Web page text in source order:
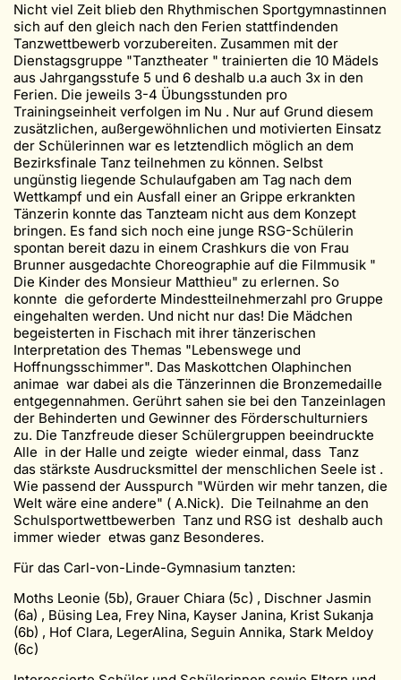
Nicht viel Zeit blieb den Rhythmischen Sportgymnastinnen
sich auf den gleich nach den Ferien stattfindenden
Tanzwettbewerb vorzubereiten. Zusammen mit der
Dienstagsgruppe "Tanztheater " trainierten die 10 Mädels
aus Jahrgangsstufe 5 und 6 deshalb u.a auch 3x in den
Ferien. Die jeweils 3-4 Übungsstunden pro
Trainingseinheit verfolgen im Nu . Nur auf Grund diesem
zusätzlichen, außergewöhnlichen und motivierten Einsatz
der Schülerinnen war es letztendlich möglich an dem
Bezirksfinale Tanz teilnehmen zu können. Selbst
ungünstig liegende Schulaufgaben am Tag nach dem
Wettkampf und ein Ausfall einer an Grippe erkrankten
Tänzerin konnte das Tanzteam nicht aus dem Konzept
bringen. Es fand sich noch eine junge RSG-Schülerin
spontan bereit dazu in einem Crashkurs die von Frau
Brunner ausgedachte Choreographie auf die Filmmusik "
Die Kinder des Monsieur Matthieu" zu erlernen. So
konnte die geforderte Mindestteilnehmerzahl pro Gruppe
eingehalten werden. Und nicht nur das! Die Mädchen
begeisterten in Fischach mit ihrer tänzerischen
Interpretation des Themas "Lebenswege und
Hoffnungsschimmer". Das Maskottchen Olaphinchen
animae war dabei als die Tänzerinnen die Bronzemedaille
entgegennahmen. Gerührt sahen sie bei den Tanzeinlagen
der Behinderten und Gewinner des Förderschulturniers
zu. Die Tanzfreude dieser Schülergruppen beeindruckte
Alle in der Halle und zeigte wieder einmal, dass Tanz
das stärkste Ausdrucksmittel der menschlichen Seele ist .
Wie passend der Ausspurch "Würden wir mehr tanzen, die
Welt wäre eine andere" ( A.Nick). Die Teilnahme an den
Schulsportwettbewerben Tanz und RSG ist deshalb auch
immer wieder etwas ganz Besonderes.
Für das Carl-von-Linde-Gymnasium tanzten:
Moths Leonie (5b), Grauer Chiara (5c) , Dischner Jasmin
(6a) , Büsing Lea, Frey Nina, Kayser Janina, Krist Sukanja
(6b) , Hof Clara, LegerAlina, Seguin Annika, Stark Meldoy
(6c)